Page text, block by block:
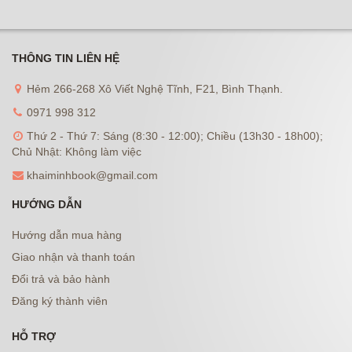
THÔNG TIN LIÊN HỆ
Hẻm 266-268 Xô Viết Nghệ Tĩnh, F21, Bình Thạnh.
0971 998 312
Thứ 2 - Thứ 7: Sáng (8:30 - 12:00); Chiều (13h30 - 18h00);
Chủ Nhật: Không làm việc
khaiminhbook@gmail.com
HƯỚNG DẪN
Hướng dẫn mua hàng
Giao nhận và thanh toán
Đổi trả và bảo hành
Đăng ký thành viên
HỖ TRỢ